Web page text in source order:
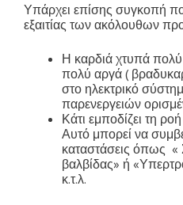
Υπάρχει επίσης συγκοπή
εξαιτίας των ακόλουθων
Η καρδιά χτυπά
πολύ αργά (
στο ηλεκτρικό
παρενεργειών
Κάτι εμποδίζει τη
Αυτό μπορεί να
καταστάσεις όπως «
βαλβίδας» ή
κ.τ.λ.